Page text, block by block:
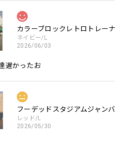
カラーブロックレトロトレー
ネイビー/L
2026/06/03
遅かったお
フーデッドスタジアムジャン
レッド/L
2026/05/30